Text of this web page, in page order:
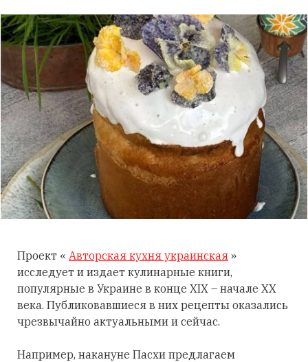
Проект « Авторская кухня украинская »
исследует и издает кулинарные книги,
популярные в Украине в конце XIX – начале XX
века. Публиковавшиеся в них рецепты оказались
чрезвычайно актуальными и сейчас.
Например, накануне Пасхи предлагаем